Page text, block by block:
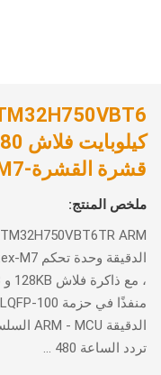
قشرة القشرة-M7 النواة
ملخص المنتج:
تردد الساعة 480 ...